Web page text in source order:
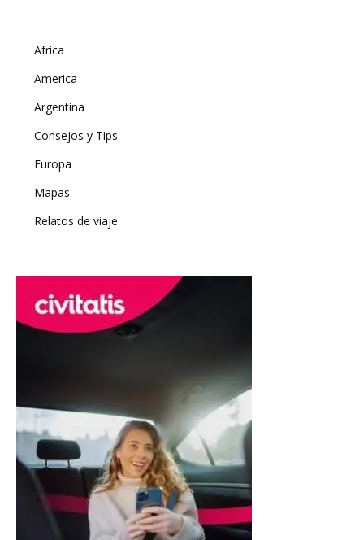
Africa
America
Argentina
Consejos y Tips
Europa
Mapas
Relatos de viaje